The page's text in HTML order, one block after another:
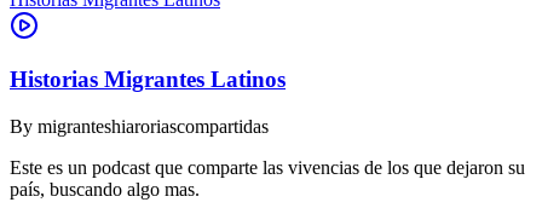
Historias Migrantes Latinos
By migranteshiaroriascompartidas
Este es un podcast que comparte las vivencias de los que dejaron su
país, buscando algo mas.